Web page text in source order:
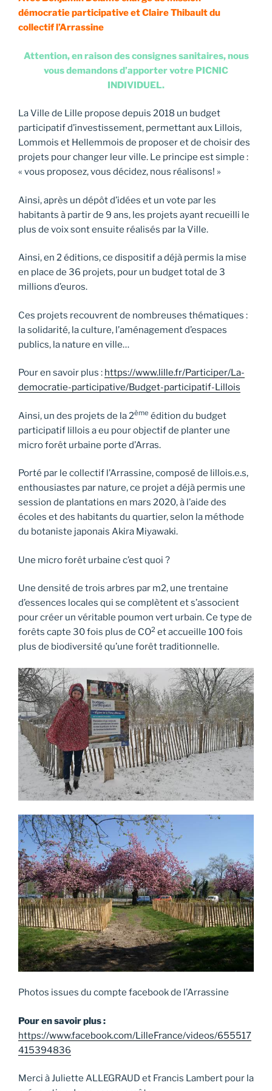
démocratie participative etClaire Thibaultdu
collectif l’Arrassine
Attention, en raison des consignes sanitaires, nous
vous demandons d’apporter votre PICNIC
INDIVIDUEL.
La Ville de Lille propose depuis 2018 un budget
participatif d’investissement, permettant aux Lillois,
Lommois et Hellemmois de proposer et de choisir des
projets pour changer leur ville. Le principe est simple :
« vous proposez, vous décidez, nous réalisons! »
Ainsi, après un dépôt d’idées et un vote par les
habitants à partir de 9 ans, les projets ayant recueilli le
plus de voix sont ensuite réalisés par la Ville.
Ainsi, en 2 éditions, ce dispositif a déjà permis la mise
en place de 36 projets, pour un budget total de 3
millions d’euros.
Ces projets recouvrent de nombreuses thématiques :
la solidarité, la culture, l’aménagement d’espaces
publics, la nature en ville…
Pour en savoir plus : https://www.lille.fr/Participer/La-
democratie-participative/Budget-participatif-Lillois
Ainsi, un des projets de la 2ème édition du budget
participatif lillois a eu pour objectif de planter une
micro forêt urbaine porte d’Arras.
Porté par le collectif l’Arrassine, composé de lillois.e.s,
enthousiastes par nature, ce projet a déjà permis une
session de plantations en mars 2020, à l’aide des
écoles et des habitants du quartier, selon la méthode
du botaniste japonais Akira Miyawaki.
Une micro forêt urbaine c’est quoi ?
Une densité de trois arbres par m2, une trentaine
d’essences locales qui se complètent et s’associent
pour créer un véritable poumon vert urbain. Ce type de
forêts capte 30 fois plus de CO2 et accueille 100 fois
plus de biodiversité qu’une forêt traditionnelle.
Photos issues du compte facebook de l’Arrassine
Pour en savoir plus :
https://www.facebook.com/LilleFrance/videos/655517
415394836
Merci à Juliette ALLEGRAUD et Francis Lambert pour la